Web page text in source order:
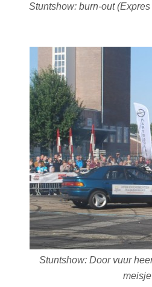
Stuntshow: burn-out
Stuntshow: Door vuur